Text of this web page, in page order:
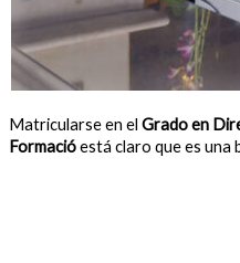
Matricularse en el Grado en
Formacióestá claro que es una